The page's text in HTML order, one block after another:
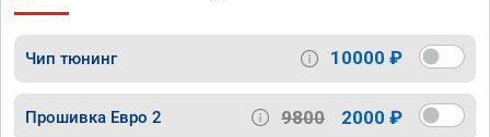
Чип тюнинг 10000 ₽
Прошивка Евро 2 9800 2000 ₽